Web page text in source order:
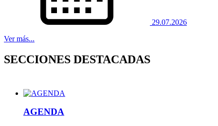
29.07.2026
Ver más...
SECCIONES DESTACADAS
AGENDA